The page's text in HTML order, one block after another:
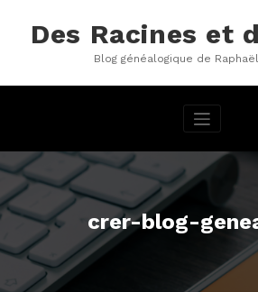
contenuDes Racines et
Blog généalogique de
crer-blog-